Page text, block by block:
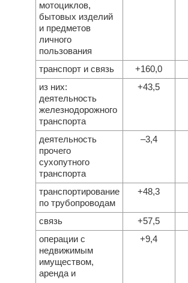
мотоциклов,
бытовых изделий
и предметов
личного
пользования
транспорт и связь +160,0
из них:
деятельность
железнодорожного
транспорта
+43,5
деятельность
прочего
сухопутного
транспорта
–3,4
транспортирование
по трубопроводам
+48,3
связь +57,5
операции с
недвижимым
имуществом,
аренда и
+9,4